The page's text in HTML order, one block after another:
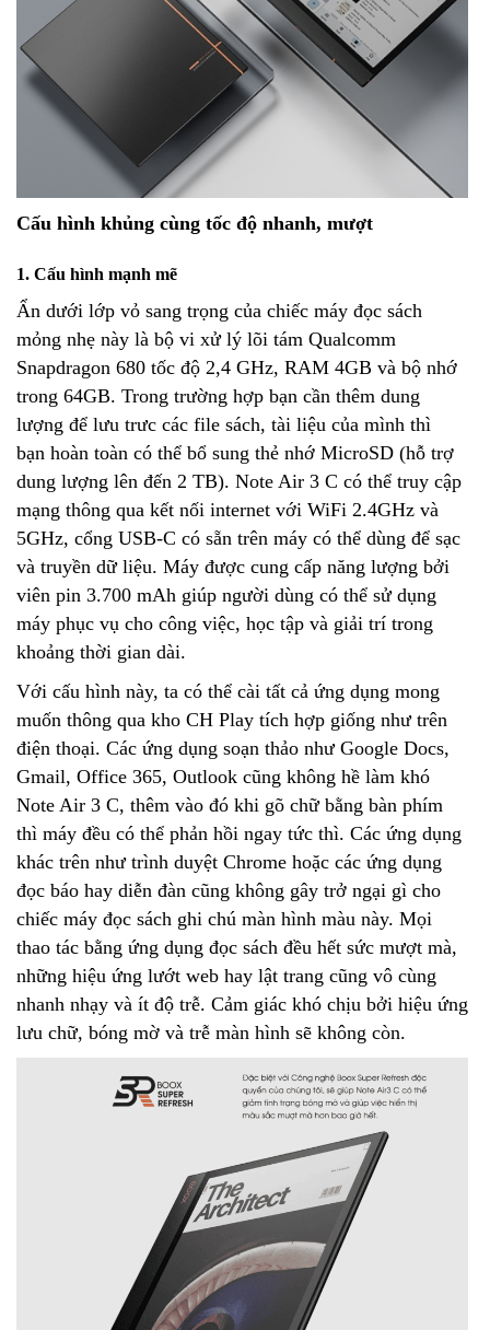
Cấu hình khủng cùng tốc độ nhanh, mượt
1. Cấu hình mạnh mẽ
Ẩn dưới lớp vỏ sang trọng của chiếc máy đọc sách
mỏng nhẹ này là bộ vi xử lý lõi tám Qualcomm
Snapdragon 680 tốc độ 2,4 GHz, RAM 4GB và bộ nhớ
trong 64GB. Trong trường hợp bạn cần thêm dung
lượng để lưu trưc các file sách, tài liệu của mình thì
bạn hoàn toàn có thể bổ sung thẻ nhớ MicroSD (hỗ trợ
dung lượng lên đến 2 TB). Note Air 3 C có thể truy cập
mạng thông qua kết nối internet với WiFi 2.4GHz và
5GHz, cổng USB-C có sẵn trên máy có thể dùng để sạc
và truyền dữ liệu. Máy được cung cấp năng lượng bởi
viên pin 3.700 mAh giúp người dùng có thể sử dụng
máy phục vụ cho công việc, học tập và giải trí trong
khoảng thời gian dài.
Với cấu hình này, ta có thể cài tất cả ứng dụng mong
muốn thông qua kho CH Play tích hợp giống như trên
điện thoại. Các ứng dụng soạn thảo như Google Docs,
Gmail, Office 365, Outlook cũng không hề làm khó
Note Air 3 C, thêm vào đó khi gõ chữ bằng bàn phím
thì máy đều có thể phản hồi ngay tức thì. Các ứng dụng
khác trên như trình duyệt Chrome hoặc các ứng dụng
đọc báo hay diễn đàn cũng không gây trở ngại gì cho
chiếc máy đọc sách ghi chú màn hình màu này. Mọi
thao tác bằng ứng dụng đọc sách đều hết sức mượt mà,
những hiệu ứng lướt web hay lật trang cũng vô cùng
nhanh nhạy và ít độ trễ. Cảm giác khó chịu bởi hiệu ứng
lưu chữ, bóng mờ và trễ màn hình sẽ không còn.